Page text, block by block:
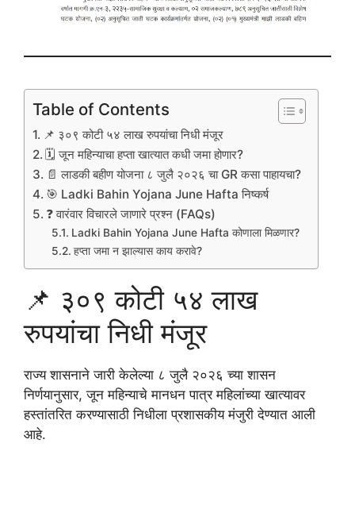
Table of Contents
📌 ३०९ कोटी ५४ लाख रुपयांचा निधी मंजूर
🗓️ जून महिन्याचा हप्ता खात्यात कधी जमा होणार?
📄 लाडकी बहीण योजना ८ जुलै २०२६ चा GR कसा पाहायचा?
🎯 Ladki Bahin Yojana June Hafta निष्कर्ष
❓ वारंवार विचारले जाणारे प्रश्न (FAQs)
Ladki Bahin Yojana June Hafta कोणाला मिळणार?
हप्ता जमा न झाल्यास काय करावे?
📌 ३०९ कोटी ५४ लाख
रुपयांचा निधी मंजूर
राज्य शासनाने जारी केलेल्या ८ जुलै २०२६ च्या शासन
निर्णयानुसार, जून महिन्याचे मानधन पात्र महिलांच्या खात्यावर
हस्तांतरित करण्यासाठी निधीला प्रशासकीय मंजुरी देण्यात आली
आहे.